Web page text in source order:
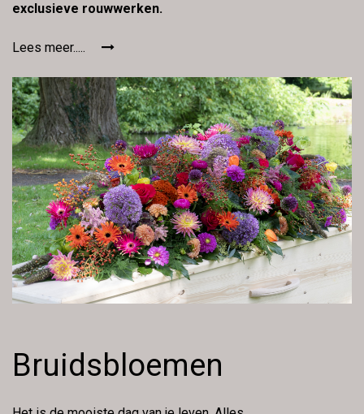
exclusieve rouwwerken.
Lees meer.....
Bruidsbloemen